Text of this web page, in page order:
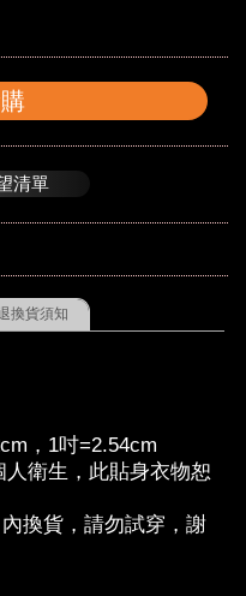
清單
換貨須知
，1吋=2.54cm
衛生，此貼身衣物恕
換貨，請勿試穿，謝